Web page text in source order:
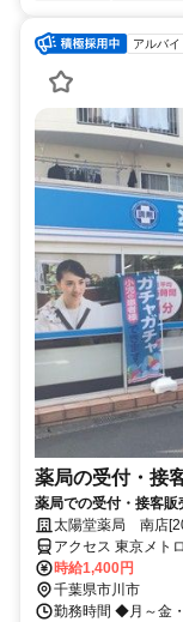
アルバイ
薬局の受付・接
薬局での受付・接客
た働き方が可能です！
太陽堂薬局 南店
アクセス 東京メト
ロ東西線/東葉高速
中央本線 妙典南口
5分
時給1,400円
千葉県市川市
勤務時間 ◆月～金